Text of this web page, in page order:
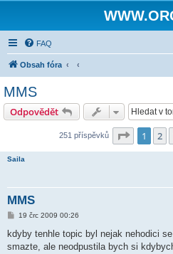
FAQ
Obsah fóra
MMS
Odpovědět
251 příspěvků Stránka
1 2
Saila
MMS
P
í
s
p
19 črc 2009 00:26
kdyby tenhle topic byl nejak nehodici
smazte, ale neodpustila bych si